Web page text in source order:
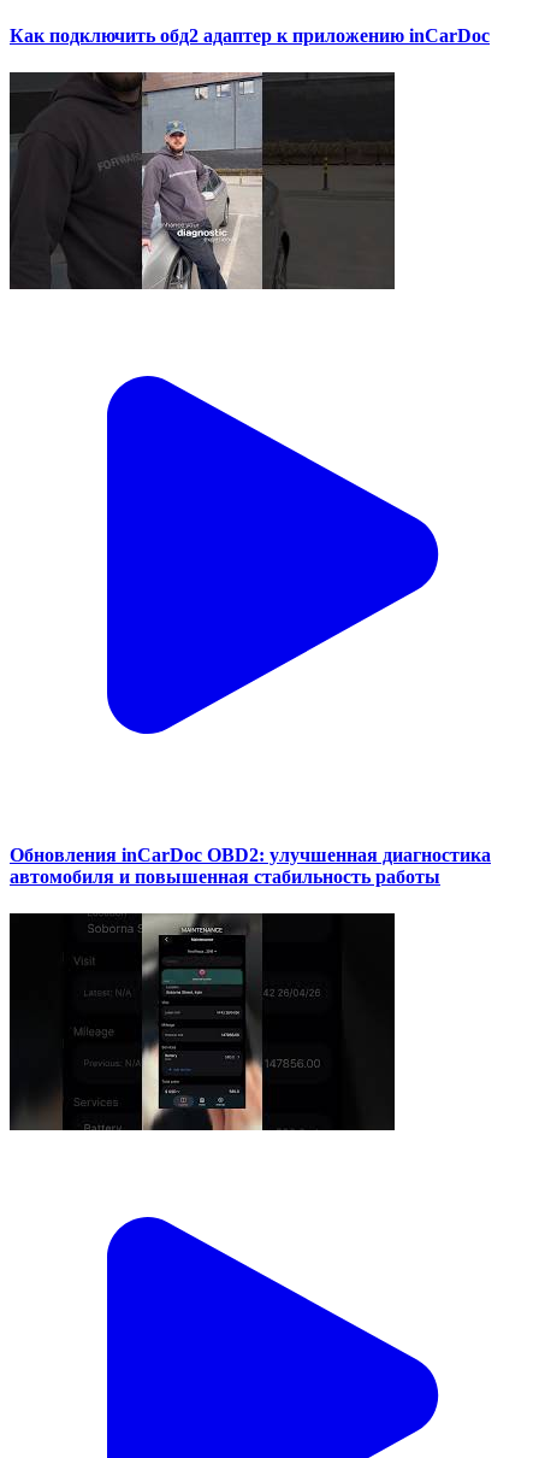
Как подключить обд2 адаптер к приложению inCarDoc
Обновления inCarDoc OBD2: улучшенная диагностика
автомобиля и повышенная стабильность работы